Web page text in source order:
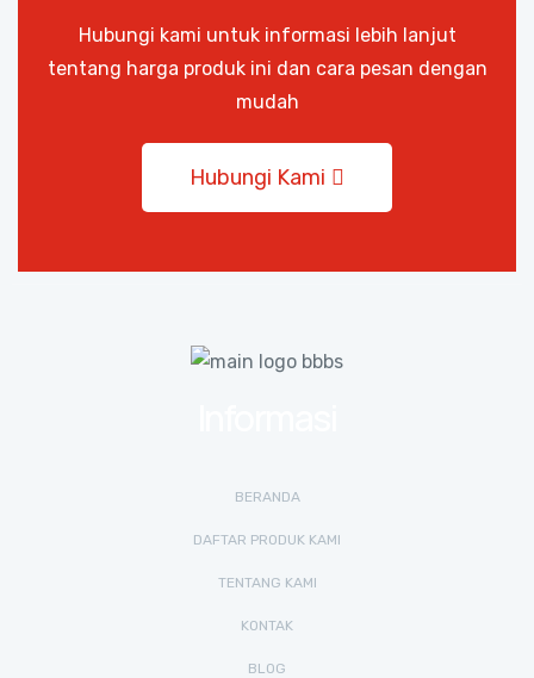
Hubungi kami untuk informasi lebih lanjut
tentang harga produk ini dan cara pesan dengan
mudah
Hubungi Kami
BERANDA
DAFTAR PRODUK KAMI
TENTANG KAMI
KONTAK
BLOG